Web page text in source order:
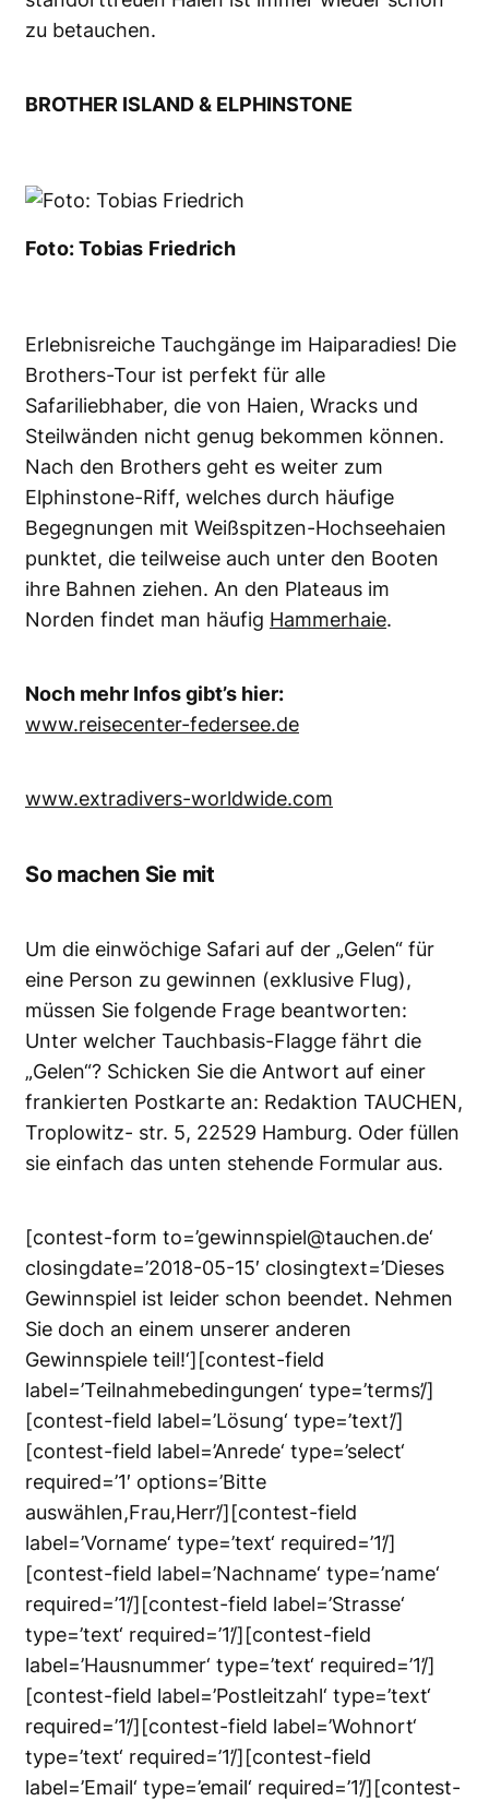
zu betauchen.
BROTHER ISLAND & ELPHINSTONE
Foto: Tobias Friedrich
Erlebnisreiche Tauchgänge im Haiparadies! Die
Brothers-Tour ist perfekt für alle
Safariliebhaber, die von Haien, Wracks und
Steilwänden nicht genug bekommen können.
Nach den Brothers geht es weiter zum
Elphinstone-Riff, welches durch häufige
Begegnungen mit Weißspitzen-Hochseehaien
punktet, die teilweise auch unter den Booten
ihre Bahnen ziehen. An den Plateaus im
Norden findet man häufig Hammerhaie.
Noch mehr Infos gibt’s hier:
www.reisecenter-federsee.de
www.extradivers-worldwide.com
So machen Sie mit
Um die einwöchige Safari auf der „Gelen“ für
eine Person zu gewinnen (exklusive Flug),
müssen Sie folgende Frage beantworten:
Unter welcher Tauchbasis-Flagge fährt die
„Gelen“? Schicken Sie die Antwort auf einer
frankierten Postkarte an: Redaktion TAUCHEN,
Troplowitz- str. 5, 22529 Hamburg. Oder füllen
sie einfach das unten stehende Formular aus.
[contest-form to=’gewinnspiel@tauchen.de‘
closingdate=’2018-05-15′ closingtext=’Dieses
Gewinnspiel ist leider schon beendet. Nehmen
Sie doch an einem unserer anderen
Gewinnspiele teil!‘][contest-field
label=’Teilnahmebedingungen‘ type=’terms’/]
[contest-field label=’Lösung‘ type=’text’/]
[contest-field label=’Anrede‘ type=’select‘
required=’1′ options=’Bitte
auswählen,Frau,Herr’/][contest-field
label=’Vorname‘ type=’text‘ required=’1’/]
[contest-field label=’Nachname‘ type=’name‘
required=’1’/][contest-field label=’Strasse‘
type=’text‘ required=’1’/][contest-field
label=’Hausnummer‘ type=’text‘ required=’1’/]
[contest-field label=’Postleitzahl‘ type=’text‘
required=’1’/][contest-field label=’Wohnort‘
type=’text‘ required=’1’/][contest-field
label=’Email‘ type=’email‘ required=’1’/][contest-